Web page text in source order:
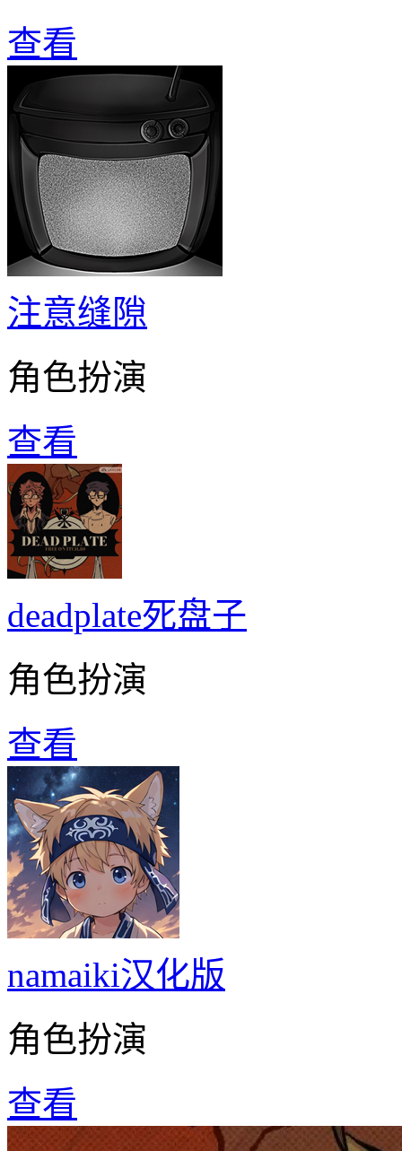
查看
注意缝隙
角色扮演
查看
deadplate死盘子
角色扮演
查看
namaiki汉化版
角色扮演
查看